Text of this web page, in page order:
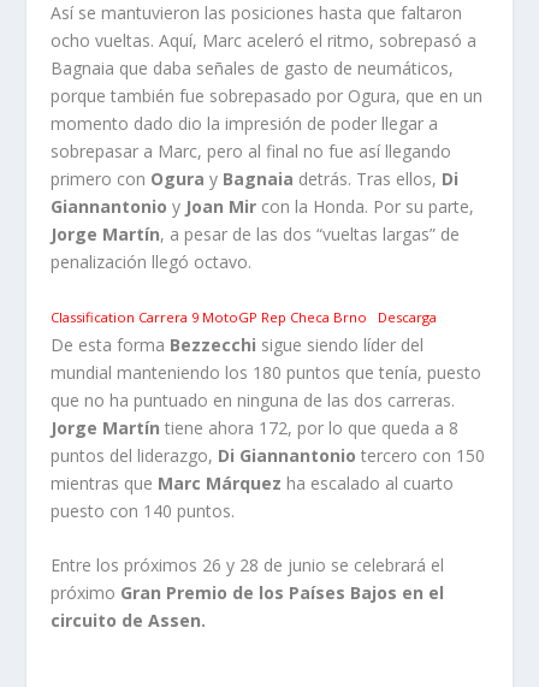
Así se mantuvieron las posiciones hasta que faltaron
ocho vueltas. Aquí, Marc aceleró el ritmo, sobrepasó a
Bagnaia que daba señales de gasto de neumáticos,
porque también fue sobrepasado por Ogura, que en un
momento dado dio la impresión de poder llegar a
sobrepasar a Marc, pero al final no fue así llegando
primero con Oguray Bagnaia detrás. Tras ellos, Di
Giannantonioy Joan Mir con la Honda. Por su parte,
Jorge Martín, a pesar de las dos “vueltas largas” de
penalización llegó octavo.
Classification Carrera 9 MotoGP Rep Checa Brno Descarga
De esta forma Bezzecchi sigue siendo líder del
mundial manteniendo los 180 puntos que tenía, puesto
que no ha puntuado en ninguna de las dos carreras.
Jorge Martíntiene ahora 172, por lo que queda a 8
puntos del liderazgo, Di Giannantoniotercero con 150
mientras que Marc Márquez ha escalado al cuarto
puesto con 140 puntos.
Entre los próximos 26 y 28 de junio se celebrará el
próximo Gran Premio de los Países Bajos en el
circuito de Assen.